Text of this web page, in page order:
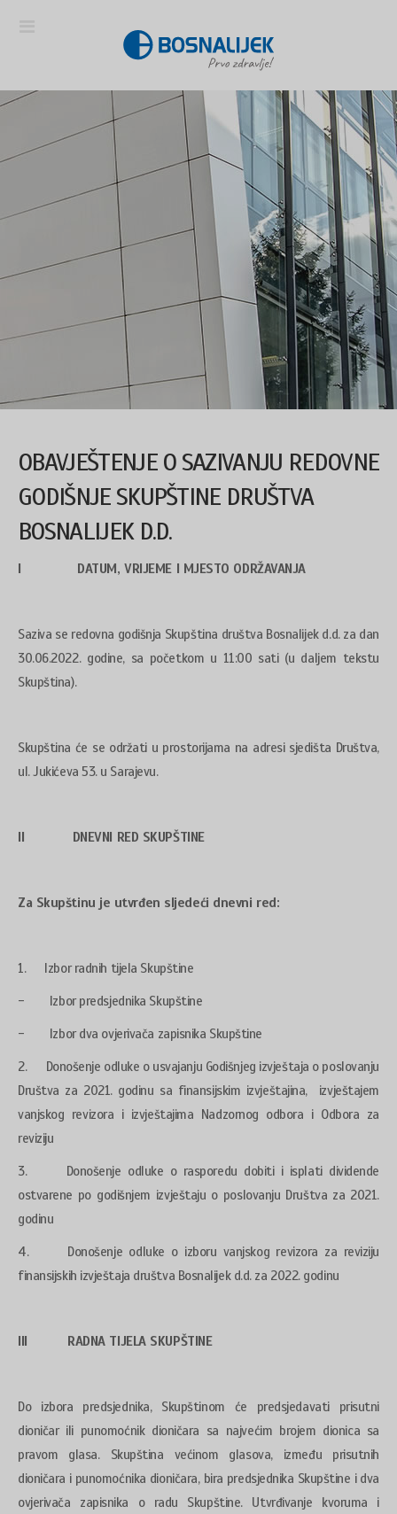
OBAVJEŠTENJE O SAZIVANJU REDOVNE
GODIŠNJE SKUPŠTINE DRUŠTVA
BOSNALIJEK D.D.
I DATUM, VRIJEME I MJESTO ODRŽAVANJA
Saziva se redovna godišnja Skupština društva Bosnalijek d.d. za dan
30.06.2022. godine, sa početkom u 11:00 sati (u daljem tekstu
Skupština).
Skupština će se održati u prostorijama na adresi sjedišta Društva,
ul. Jukićeva 53. u Sarajevu.
II DNEVNI RED SKUPŠTINE
Za Skupštinu je utvrđen sljedeći dnevni red:
1. Izbor radnih tijela Skupštine
- Izbor predsjednika Skupštine
- Izbor dva ovjerivača zapisnika Skupštine
2. Donošenje odluke o usvajanju Godišnjeg izvještaja o poslovanju
Društva za 2021. godinu sa finansijskim izvještajina, izvještajem
vanjskog revizora i izvještajima Nadzornog odbora i Odbora za
reviziju
3. Donošenje odluke o rasporedu dobiti i isplati dividende
ostvarene po godišnjem izvještaju o poslovanju Društva za 2021.
godinu
4. Donošenje odluke o izboru vanjskog revizora za reviziju
finansijskih izvještaja društva Bosnalijek d.d. za 2022. godinu
III RADNA TIJELA SKUPŠTINE
Do izbora predsjednika, Skupštinom će predsjedavati prisutni
dioničar ili punomoćnik dioničara sa najvećim brojem dionica sa
pravom glasa. Skupština većinom glasova, između prisutnih
dioničara i punomoćnika dioničara, bira predsjednika Skupštine i dva
ovjerivača zapisnika o radu Skupštine. Utvrđivanje kvoruma i